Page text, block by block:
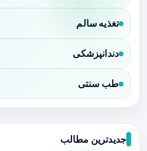
تغذیه سالم
دندانپزشکی
طب سنتی
جدیدترین مطالب